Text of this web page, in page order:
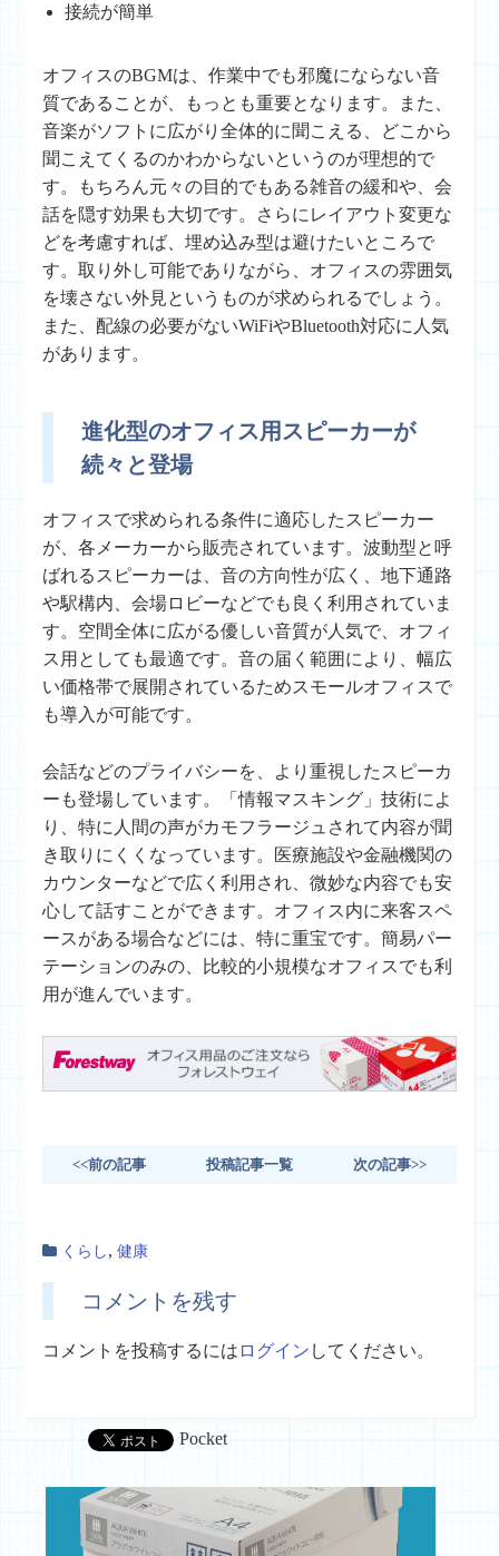
接続が簡単
オフィスのBGMは、作業中でも邪魔にならない音
質であることが、もっとも重要となります。また、
音楽がソフトに広がり全体的に聞こえる、どこから
聞こえてくるのかわからないというのが理想的で
す。もちろん元々の目的でもある雑音の緩和や、会
話を隠す効果も大切です。さらにレイアウト変更な
どを考慮すれば、埋め込み型は避けたいところで
す。取り外し可能でありながら、オフィスの雰囲気
を壊さない外見というものが求められるでしょう。
また、配線の必要がないWiFiやBluetooth対応に人気
があります。
進化型のオフィス用スピーカーが
続々と登場
オフィスで求められる条件に適応したスピーカー
が、各メーカーから販売されています。波動型と呼
ばれるスピーカーは、音の方向性が広く、地下通路
や駅構内、会場ロビーなどでも良く利用されていま
す。空間全体に広がる優しい音質が人気で、オフィ
ス用としても最適です。音の届く範囲により、幅広
い価格帯で展開されているためスモールオフィスで
も導入が可能です。
会話などのプライバシーを、より重視したスピーカ
ーも登場しています。「情報マスキング」技術によ
り、特に人間の声がカモフラージュされて内容が聞
き取りにくくなっています。医療施設や金融機関の
カウンターなどで広く利用され、微妙な内容でも安
心して話すことができます。オフィス内に来客スペ
ースがある場合などには、特に重宝です。簡易パー
テーションのみの、比較的小規模なオフィスでも利
用が進んでいます。
<<前の記事 投稿記事一覧 次の記事>>
くらし ,健康
コメントを残す
コメントを投稿するには ログイン してください。
Pocket